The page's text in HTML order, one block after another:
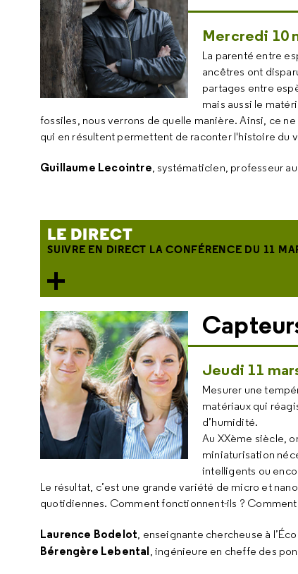
Mercredi 10
La parenté entre
ancêtres ont
partages entre
mais aussi le
fossiles, nous verrons de quelle manière. Ainsi, ce
qui en résultent permettent de raconter l'histoire du
Guillaume Lecointre, systématicien, professeur
LE DIRECT
SUIVRE EN DIRECT LA CONFÉRENCE DU 11
Jeudi 11
Mesurer une
matériaux qui
d’humidité.
Au XXème siècle,
miniaturisation
intelligents ou
Le résultat, c’est une grande variété de micro et
quotidiennes. Comment fonctionnent-ils ?
Laurence Bodelot, enseignante chercheuse à
Bérengère Lebental, ingénieure en cheffe des